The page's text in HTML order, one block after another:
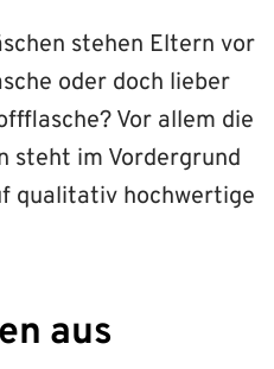
stehen Eltern vor
oder doch lieber
Vor allem die
steht im Vordergrund
qualitativ hochwertige
aus